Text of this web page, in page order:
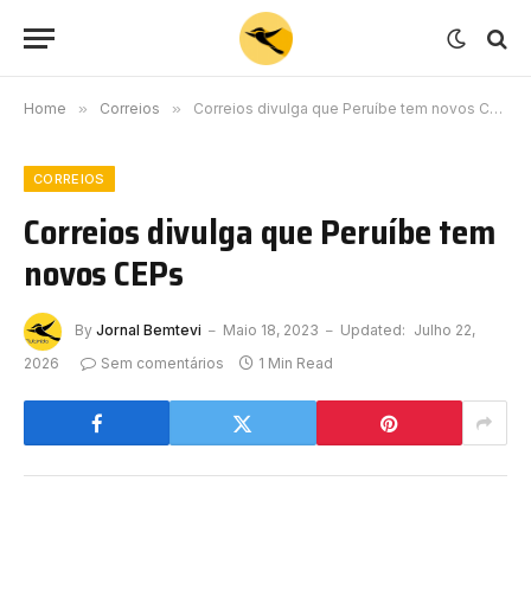
Home » Correios » Correios divulga que Peruíbe tem novos CEPs
CORREIOS
Correios divulga que Peruíbe tem
novos CEPs
By Jornal Bemtevi Maio 18, 2023 Updated: Julho 22,
2026
Sem comentários 1 Min Read